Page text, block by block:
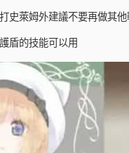
史萊姆外建議不要再做其他
盾的技能可以用